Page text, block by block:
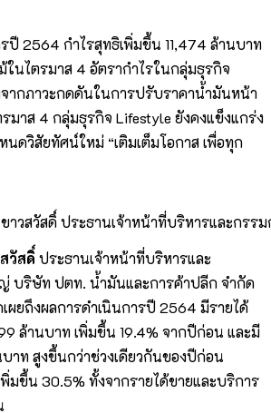
ปี 2564 กำไรสุทธิเพิ่มขึ้น 11,474 ล้านบาท
นไตรมาส 4 อัตรากำไรในกลุ่มธุรกิจ
ากภาวะกดดันในการปรับราคาน้ำมันหน้า
มาส 4 กลุ่มธุรกิจ Lifestyle ยังคงแข็งแกร่ง
ดวิสัยทัศน์ใหม่ “เติมเต็มโอกาส เพื่อทุก
าวสวัสดิ์ ประธานเจ้าหน้าที่บริหารและกร
วัสดิ์ ประธานเจ้าหน้าที่บริหารและ
บริษัท ปตท. น้ำมันและการค้าปลีก จำกัด
ผยถึงผลการดำเนินการปี 2564 มีรายได้
ล้านบาท เพิ่มขึ้น 19.4% จากปีก่อน และมี
บาท สูงขึ้นกว่าช่วงเดียวกันของปีก่อน
มขึ้น 30.5% ทั้งจากรายได้ขายและบริการ